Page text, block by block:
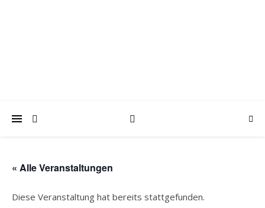
« Alle Veranstaltungen
Diese Veranstaltung hat bereits stattgefunden.